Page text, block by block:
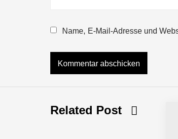
Name, E-Mail-Adresse und
Related Post